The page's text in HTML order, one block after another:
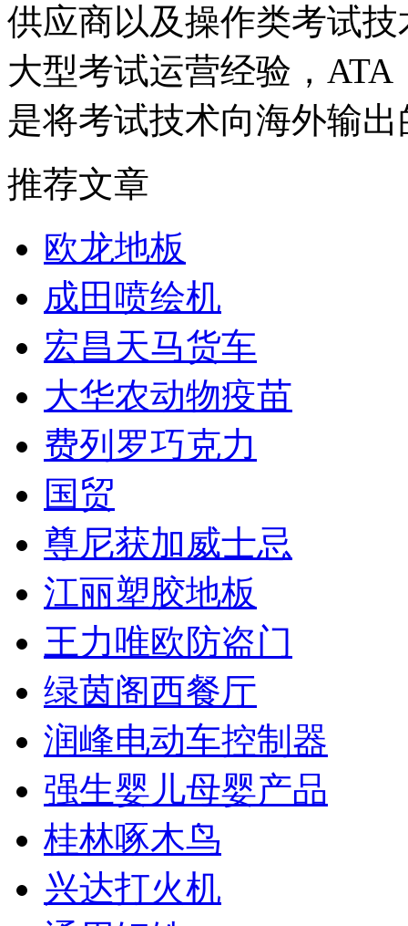
供应商以及操作类考试
大型考试运营经验，
是将考试技术向海外输
推荐文章
欧龙地板
成田喷绘机
宏昌天马货车
大华农动物疫苗
费列罗巧克力
国贸
尊尼获加威士忌
江丽塑胶地板
王力唯欧防盗门
绿茵阁西餐厅
润峰电动车控制器
强生婴儿母婴产品
桂林啄木鸟
兴达打火机